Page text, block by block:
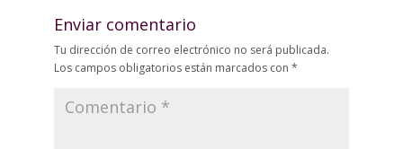
Enviar comentario
Tu dirección de correo electrónico no será publicada.
Los campos obligatorios están marcados con *